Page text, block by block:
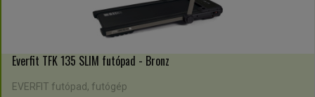
Everfit TFK 135 SLIM futópad - Bronz
EVERFIT futópad, futógép